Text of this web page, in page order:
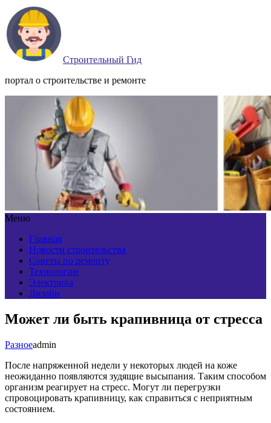
Строительный Гид
портал о строительстве и ремонте
Меню
Главная
Новости строительства
Советы по ремонту
Технологии
Электрика
Дизайн
Может ли быть крапивница от стресса
Разноеadmin
После напряженной недели у некоторых людей на коже
неожиданно появляются зудящие высыпания. Таким способом
организм реагирует на стресс. Могут ли перегрузки
спровоцировать крапивницу, как справиться с неприятным
состоянием.